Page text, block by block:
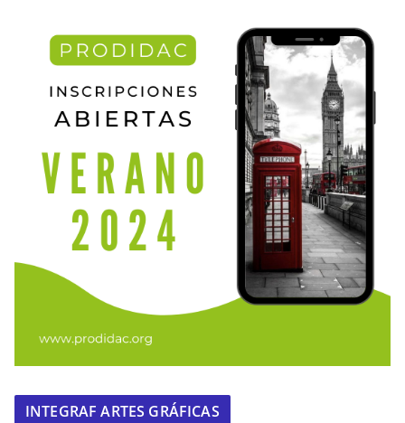
INTEGRAF ARTES GRÁFICAS